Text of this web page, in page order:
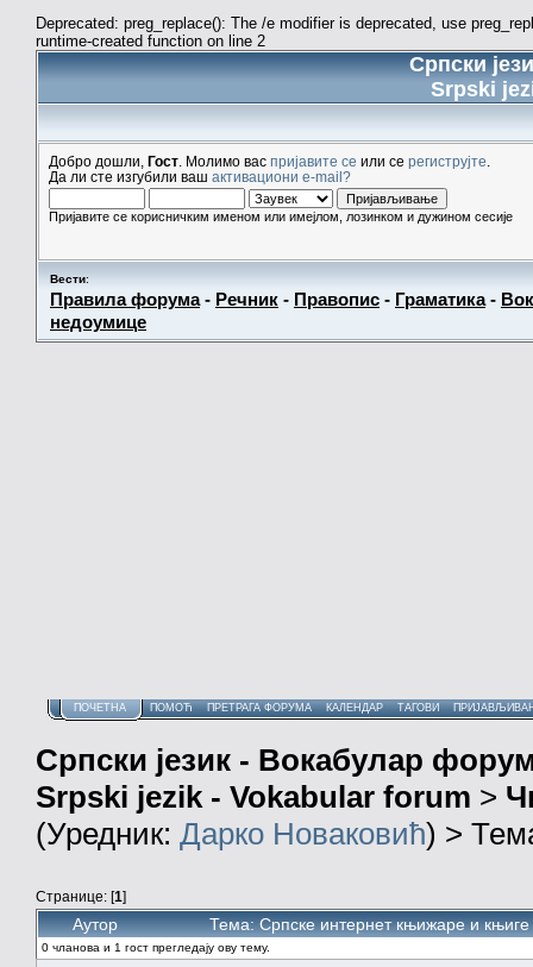
Deprecated: preg_replace(): The /e modifier is deprecated, use
runtime-created function on line 2
Српски
Srpski
Добро дошли, Гост . Молимо вас пријавите се или се региструјте
Да ли сте изгубили ваш активациони e-mail?
Пријавите се корисничким именом или имејлом, лозинком и дужином сесије
Вести:
Правила форума- Речник - Правопис - Граматика-
недоумице
ПОЧЕТНА ПОМОЋ ПРЕТРАГА ФОРУМА КАЛЕНДАР ТАГОВИ
Српски језик - Вокабулар
Srpski jezik - Vokabular forum >
(Уредник: Дарко Новаковић) >
Странице: [1]
Аутор Тема: Српске интернет књижаре и
0 чланова и 1 гост прегледају ову тему.